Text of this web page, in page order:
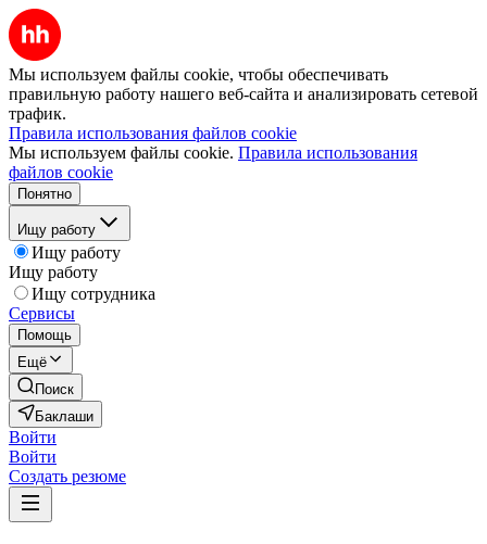
Мы используем файлы cookie, чтобы обеспечивать
правильную работу нашего веб-сайта и анализировать сетевой
трафик.
Правила использования файлов cookie
Мы используем файлы cookie. Правила использования
файлов cookie
Понятно
Ищу работу
Ищу работу
Ищу работу
Ищу сотрудника
Сервисы
Помощь
Ещё
Поиск
Баклаши
Войти
Войти
Создать резюме